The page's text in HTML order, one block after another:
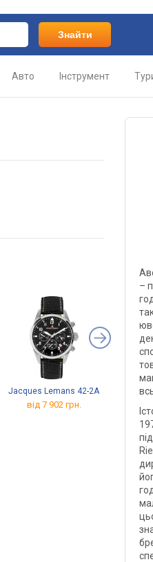
Знайти
Авто Інструмент
Jacques Lemans 42-2A
від 7 902 грн.
–